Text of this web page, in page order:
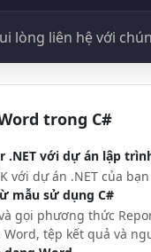
lòng liên hệ với
trong C#
.NET với dự án lập
với dự án .NET của bạn
mẫu sử dụng C#
gọi phương thức
tệp kết quả và